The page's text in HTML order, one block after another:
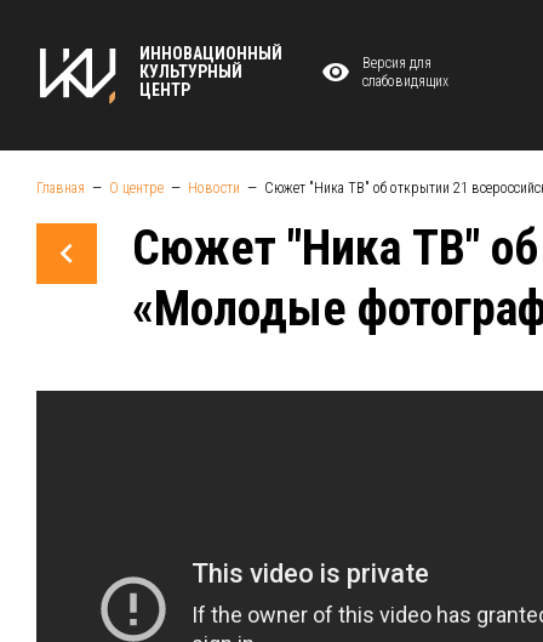
ИННОВАЦИОННЫЙ
КУЛЬТУРНЫЙ
ЦЕНТР
Версия для
слабовидящих
Главная О центре Новости Сюжет "Ника ТВ" об открытии 21
Сюжет "Ника ТВ" об
«Молодые